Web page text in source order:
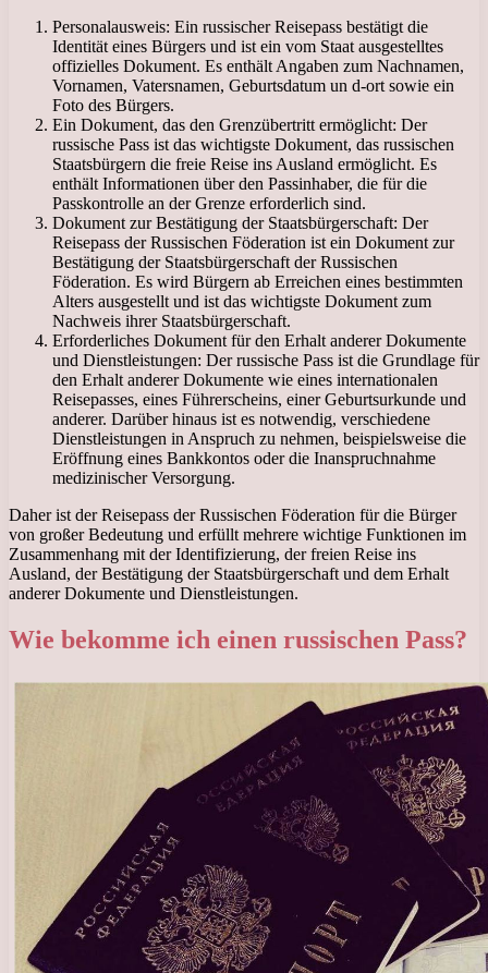
Personalausweis: Ein russischer Reisepass bestätigt die
Identität eines Bürgers und ist ein vom Staat ausgestelltes
offizielles Dokument. Es enthält Angaben zum Nachnamen,
Vornamen, Vatersnamen, Geburtsdatum un d-ort sowie ein
Foto des Bürgers.
Ein Dokument, das den Grenzübertritt ermöglicht: Der
russische Pass ist das wichtigste Dokument, das russischen
Staatsbürgern die freie Reise ins Ausland ermöglicht. Es
enthält Informationen über den Passinhaber, die für die
Passkontrolle an der Grenze erforderlich sind.
Dokument zur Bestätigung der Staatsbürgerschaft: Der
Reisepass der Russischen Föderation ist ein Dokument zur
Bestätigung der Staatsbürgerschaft der Russischen
Föderation. Es wird Bürgern ab Erreichen eines bestimmten
Alters ausgestellt und ist das wichtigste Dokument zum
Nachweis ihrer Staatsbürgerschaft.
Erforderliches Dokument für den Erhalt anderer Dokumente
und Dienstleistungen: Der russische Pass ist die Grundlage für
den Erhalt anderer Dokumente wie eines internationalen
Reisepasses, eines Führerscheins, einer Geburtsurkunde und
anderer. Darüber hinaus ist es notwendig, verschiedene
Dienstleistungen in Anspruch zu nehmen, beispielsweise die
Eröffnung eines Bankkontos oder die Inanspruchnahme
medizinischer Versorgung.
Daher ist der Reisepass der Russischen Föderation für die Bürger
von großer Bedeutung und erfüllt mehrere wichtige Funktionen im
Zusammenhang mit der Identifizierung, der freien Reise ins
Ausland, der Bestätigung der Staatsbürgerschaft und dem Erhalt
anderer Dokumente und Dienstleistungen.
Wie bekomme ich einen russischen Pass?